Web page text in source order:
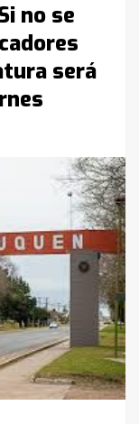
no se
será